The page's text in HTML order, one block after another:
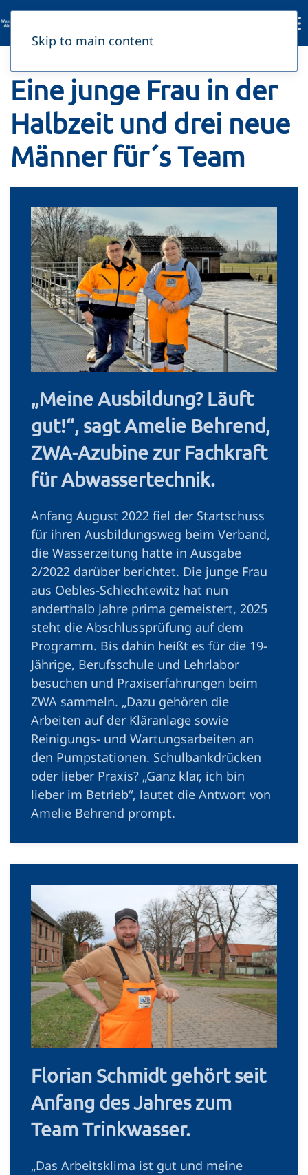
Skip to main content
Eine junge Frau in der
Halbzeit und drei neue
Männer für´s Team
„Meine ­Ausbildung? Läuft
gut!“, sagt Amelie Behrend,
ZWA-Azubine zur Fachkraft
für ­Abwassertechnik.
Anfang August 2022 fiel der Startschuss
für ihren Ausbildungsweg beim Verband,
die Wasserzeitung hatte in Ausgabe
2/2022 darüber berichtet. Die junge Frau
aus Oebles-Schlechtewitz hat nun
anderthalb Jahre prima gemeistert, 2025
steht die Abschlussprüfung auf dem
Programm. Bis dahin heißt es für die 19-
Jährige, Berufsschule und Lehrlabor
besuchen und Praxiserfahrungen beim
ZWA sammeln. „Dazu gehören die
Arbeiten auf der Kläranlage sowie
Reinigungs- und Wartungsarbeiten an
den Pumpstationen. Schulbankdrücken
oder lieber Praxis? „Ganz klar, ich bin
lieber im Betrieb“, lautet die Antwort von
Amelie Behrend prompt.
Florian Schmidt ge­hört seit
Anfang des Jahres zum
Team Trinkwasser.
„Das Arbeitsklima ist gut und meine